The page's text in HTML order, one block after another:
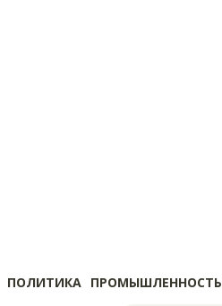
ПОЛИТИКА ПРОМЫШЛЕННОСТЬ